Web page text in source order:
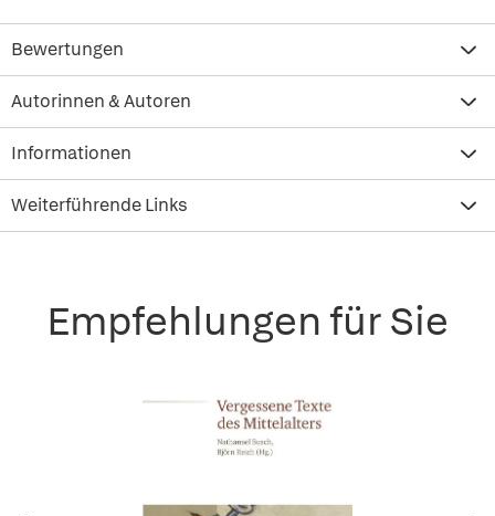
Bewertungen
Autorinnen & Autoren
Informationen
Weiterführende Links
Empfehlungen für Sie